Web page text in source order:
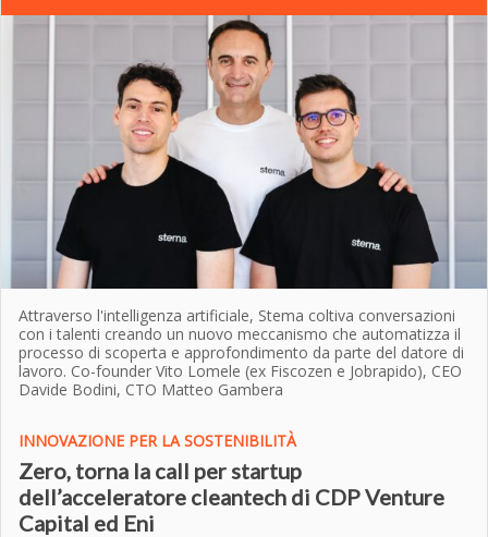
Attraverso l'intelligenza artificiale, Stema coltiva conversazioni
con i talenti creando un nuovo meccanismo che automatizza il
processo di scoperta e approfondimento da parte del datore di
lavoro. Co-founder Vito Lomele (ex Fiscozen e Jobrapido), CEO
Davide Bodini, CTO Matteo Gambera
INNOVAZIONE PER LA SOSTENIBILITÀ
Zero, torna la call per startup
dell’acceleratore cleantech di CDP Venture
Capital ed Eni